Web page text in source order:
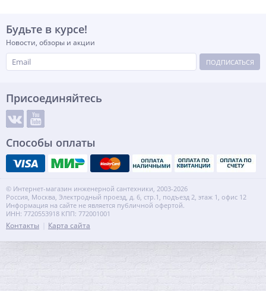
Будьте в курсе!
Новости, обзоры и акции
ПОДПИСАТЬСЯ
Присоединяйтесь
Способы оплаты
© Интернет-магазин инженерной сантехники, 2003-2026
Россия, Москва, Электродный проезд, д. 6, стр.1, подъезд 2, этаж 1, офис 12
Информация на сайте не является публичной офертой.
ИНН: 7720553918 КПП: 772001001
Контакты Карта сайта